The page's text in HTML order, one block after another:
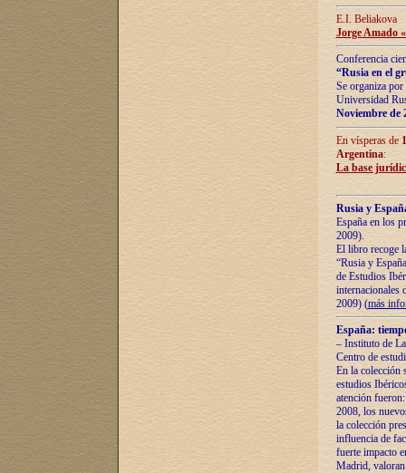
E.I. Beliakova
Jorge Amado
Conferencia
“Rusia en el
Se organiza
Universidad
Noviembre de
En vísperas de
Argentina:
La base
Rusia y
España en los
2009).
El libro recoge
“Rusia y
de Estudios
internacionales
2009) (más
España:
– Instituto de
Centro de
En la colección
estudios
atención
2008, los
la colección
influencia de
fuerte impacto
Madrid,